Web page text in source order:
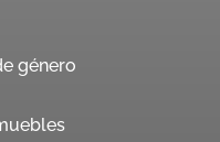
género